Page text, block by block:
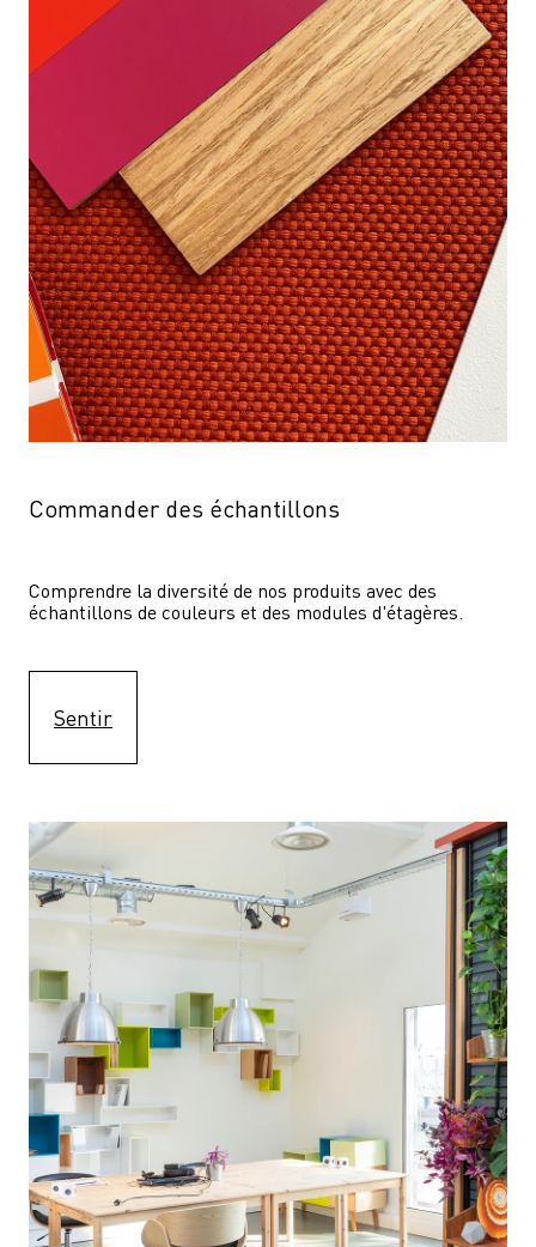
Commander des échantillons
Comprendre la diversité de nos produits avec des
échantillons de couleurs et des modules d'étagères.
Sentir